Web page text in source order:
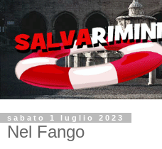
sabato 1 luglio 2023
Nel Fango